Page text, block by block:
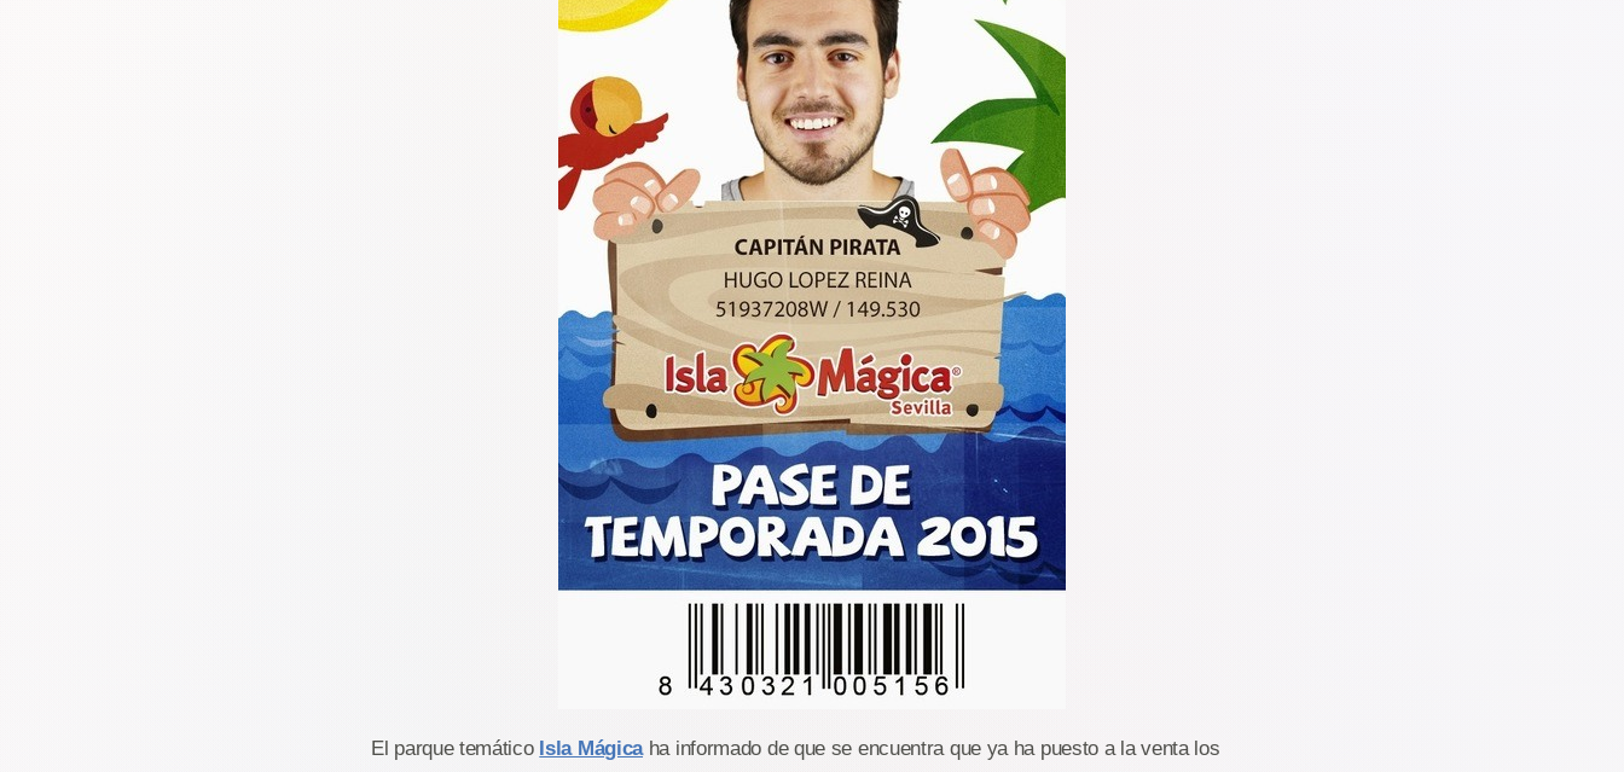
El parque temático Isla Mágicaha informado de que se encuentra que ya ha puesto a la venta los